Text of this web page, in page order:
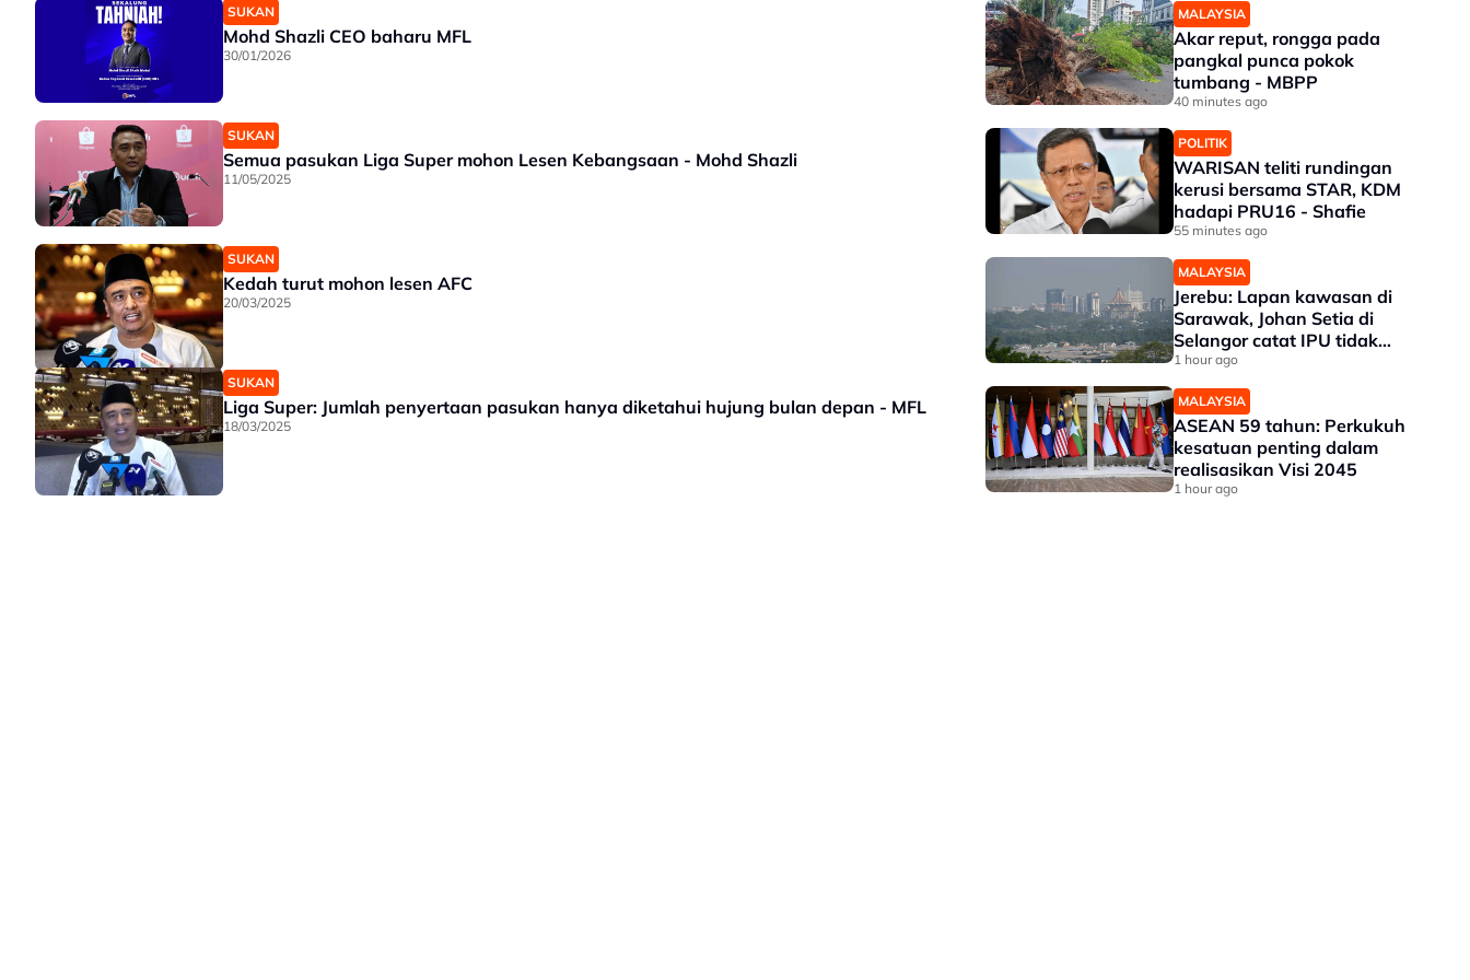
SUKAN
Mohd Shazli CEO baharu MFL
30/01/2026
SUKAN
Semua pasukan Liga Super mohon Lesen Kebangsaan - Mohd Shazli
11/05/2025
SUKAN
Kedah turut mohon lesen AFC
20/03/2025
SUKAN
Liga Super: Jumlah penyertaan pasukan hanya diketahui hujung bulan depan - MFL
18/03/2025
MALAYSIA
Akar reput, rongga pada
pangkal punca pokok
tumbang - MBPP
40 minutes ago
POLITIK
WARISAN teliti rundingan
kerusi bersama STAR, KDM
hadapi PRU16 - Shafie
55 minutes ago
MALAYSIA
Jerebu: Lapan kawasan di
Sarawak, Johan Setia di
Selangor catat IPU tidak
sihat
1 hour ago
MALAYSIA
ASEAN 59 tahun: Perkukuh
kesatuan penting dalam
realisasikan Visi 2045
1 hour ago